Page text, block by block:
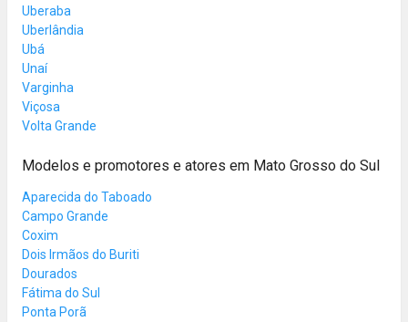
Uberaba
Uberlândia
Ubá
Unaí
Varginha
Viçosa
Volta Grande
Modelos e promotores e atores em Mato Grosso do Sul
Aparecida do Taboado
Campo Grande
Coxim
Dois Irmãos do Buriti
Dourados
Fátima do Sul
Ponta Porã